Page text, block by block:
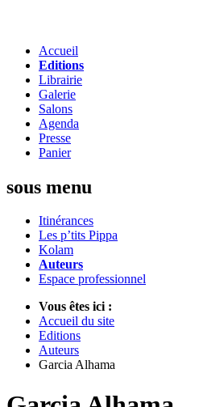
Accueil
Editions
Librairie
Galerie
Salons
Agenda
Presse
Panier
sous menu
Itinérances
Les p’tits Pippa
Kolam
Auteurs
Espace professionnel
Vous êtes ici :
Accueil du site
Editions
Auteurs
Garcia Alhama